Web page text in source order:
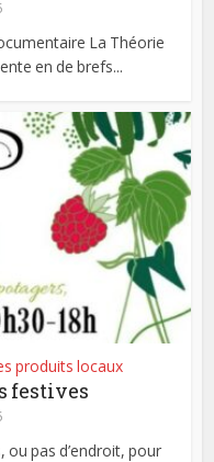
La Théorie
en de brefs...
produits locaux
festives
ou pas d’endroit, pour